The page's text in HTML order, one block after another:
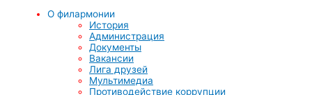
О филармонии
История
Администрация
Документы
Вакансии
Лига друзей
Мультимедиа
Противодействие коррупции